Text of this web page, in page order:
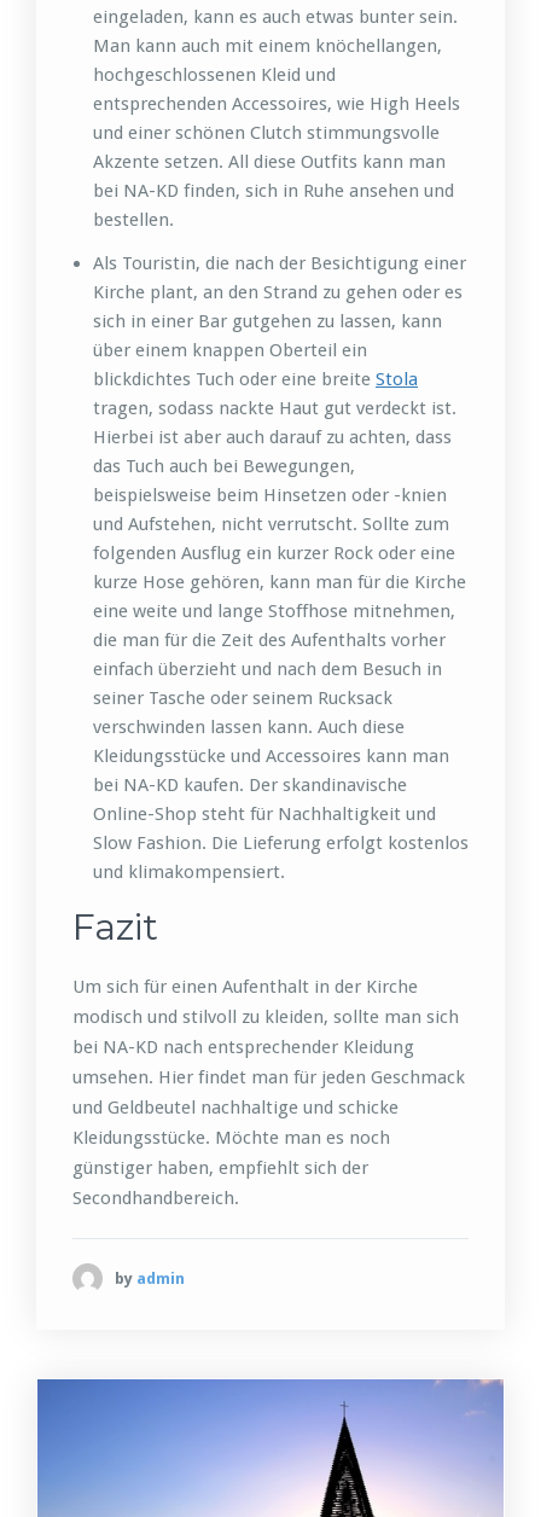
eingeladen, kann es auch etwas bunter sein.
Man kann auch mit einem knöchellangen,
hochgeschlossenen Kleid und
entsprechenden Accessoires, wie High Heels
und einer schönen Clutch stimmungsvolle
Akzente setzen. All diese Outfits kann man
bei NA-KD finden, sich in Ruhe ansehen und
bestellen.
Als Touristin, die nach der Besichtigung einer
Kirche plant, an den Strand zu gehen oder es
sich in einer Bar gutgehen zu lassen, kann
über einem knappen Oberteil ein
blickdichtes Tuch oder eine breite Stola
tragen, sodass nackte Haut gut verdeckt ist.
Hierbei ist aber auch darauf zu achten, dass
das Tuch auch bei Bewegungen,
beispielsweise beim Hinsetzen oder -knien
und Aufstehen, nicht verrutscht. Sollte zum
folgenden Ausflug ein kurzer Rock oder eine
kurze Hose gehören, kann man für die Kirche
eine weite und lange Stoffhose mitnehmen,
die man für die Zeit des Aufenthalts vorher
einfach überzieht und nach dem Besuch in
seiner Tasche oder seinem Rucksack
verschwinden lassen kann. Auch diese
Kleidungsstücke und Accessoires kann man
bei NA-KD kaufen. Der skandinavische
Online-Shop steht für Nachhaltigkeit und
Slow Fashion. Die Lieferung erfolgt kostenlos
und klimakompensiert.
Fazit
Um sich für einen Aufenthalt in der Kirche
modisch und stilvoll zu kleiden, sollte man sich
bei NA-KD nach entsprechender Kleidung
umsehen. Hier findet man für jeden Geschmack
und Geldbeutel nachhaltige und schicke
Kleidungsstücke. Möchte man es noch
günstiger haben, empfiehlt sich der
Secondhandbereich.
by admin